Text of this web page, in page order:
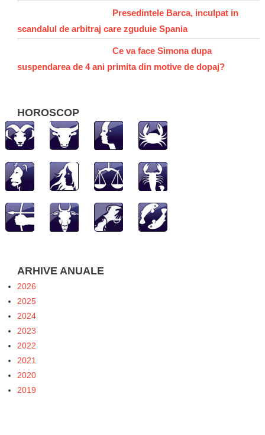
Presedintele Barca, inculpat in
scandalul de arbitraj care zguduie Spania
Ce va face Simona dupa
suspendarea de 4 ani primita din motive de dopaj?
HOROSCOP
ARHIVE ANUALE
2026
2025
2024
2023
2022
2021
2020
2019